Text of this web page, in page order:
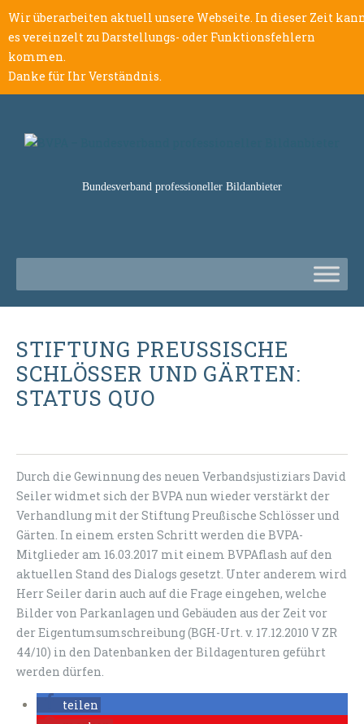
Wir überarbeiten aktuell unsere Webseite. In dieser Zeit
es vereinzelt zu Darstellungs- oder Funktionsfehlern
kommen.
Danke für Ihr Verständnis.
Bundesverband professioneller Bildanbieter
STIFTUNG PREUSSISCHE S
CHLÖSSER UND GÄRTEN: S
TATUS QUO
Durch die Gewinnung des neuen Verbandsjustiziars David
Seiler widmet sich der BVPA nun wieder verstärkt der
Verhandlung mit der Stiftung Preußische Schlösser und
Gärten. In einem ersten Schritt werden die BVPA-
Mitglieder am 16.03.2017 mit einem BVPAflash auf den
aktuellen Stand des Dialogs gesetzt. Unter anderem wird
Herr Seiler darin auch auf die Frage eingehen, welche
Bilder von Parkanlagen und Gebäuden aus der Zeit vor
der Eigentumsumschreibung (BGH-Urt. v. 17.12.2010 V ZR
44/10) in den Datenbanken der Bildagenturen geführt
werden dürfen.
teilen